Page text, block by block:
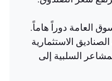
العامة دوراً هاماً.
الاستثمارية
السلبية إلى